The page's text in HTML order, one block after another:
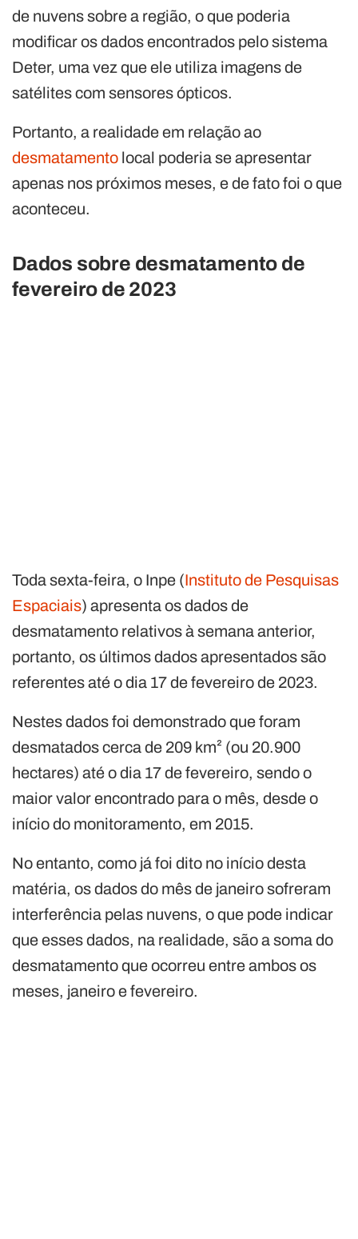
de nuvens sobre a região, o que poderia
modificar os dados encontrados pelo sistema
Deter, uma vez que ele utiliza imagens de
satélites com sensores ópticos.
Portanto, a realidade em relação ao
desmatamento local poderia se apresentar
apenas nos próximos meses, e de fato foi o que
aconteceu.
Dados sobre desmatamento de
fevereiro de 2023
Toda sexta-feira, o Inpe (Instituto de Pesquisas
Espaciais) apresenta os dados de
desmatamento relativos à semana anterior,
portanto, os últimos dados apresentados são
referentes até o dia 17 de fevereiro de 2023.
Nestes dados foi demonstrado que foram
desmatados cerca de 209 km² (ou 20.900
hectares) até o dia 17 de fevereiro, sendo o
maior valor encontrado para o mês, desde o
início do monitoramento, em 2015.
No entanto, como já foi dito no início desta
matéria, os dados do mês de janeiro sofreram
interferência pelas nuvens, o que pode indicar
que esses dados, na realidade, são a soma do
desmatamento que ocorreu entre ambos os
meses, janeiro e fevereiro.